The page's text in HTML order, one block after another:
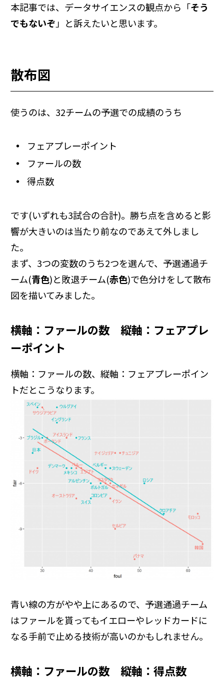
本記事では、データサイエンスの観点から「そう
でもないぞ」と訴えたいと思います。
散布図
使うのは、32チームの予選での成績のうち
フェアプレーポイント
ファールの数
得点数
です(いずれも3試合の合計)。勝ち点を含めると影
響が大きいのは当たり前なのであえて外しまし
た。
まず、3つの変数のうち2つを選んで、予選通過チ
ーム(青色)と敗退チーム(赤色)で色分けをして散布
図を描いてみました。
横軸：ファールの数 縦軸：フェアプレ
ーポイント
横軸：ファールの数、縦軸：フェアプレーポイン
トだとこうなります。
青い線の方がやや上にあるので、予選通過チーム
はファールを貰ってもイエローやレッドカードに
なる手前で止める技術が高いのかもしれません。
横軸：ファールの数 縦軸：得点数